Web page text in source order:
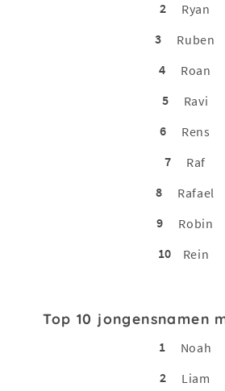
2
Ryan
3
Ruben
4
Roan
5
Ravi
6
Rens
7
Raf
8
Rafael
9
Robin
10
Rein
Top 10 jongensnamen
1
Noah
2
Liam